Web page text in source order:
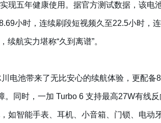
现五年健康使用。据官方测试数据，该电
小时，连续刷段短视频久至22.5小时，
航实力堪称“久到离谱”。
电池带来了无比安心的续航体验，更配
。同时，一加 Turbo 6 支持最高27W有线
如智能手表、耳机、小音箱、门锁、电动